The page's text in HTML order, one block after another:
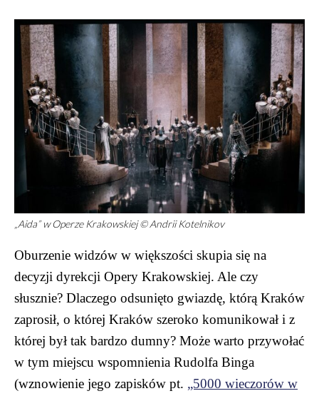
„Aida” w Operze Krakowskiej © Andrii Kotelnikov
Oburzenie widzów w większości skupia się na
decyzji dyrekcji Opery Krakowskiej. Ale czy
słusznie? Dlaczego odsunięto gwiazdę, którą Kraków
zaprosił, o której Kraków szeroko komunikował i z
której był tak bardzo dumny? Może warto przywołać
w tym miejscu wspomnienia Rudolfa Binga
(wznowienie jego zapisków pt. „5000 wieczorów w